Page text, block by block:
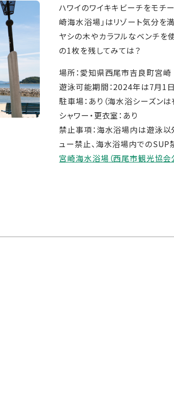
ハワイのワイキキビーチをモチ
崎海水浴場」はリゾート気分を
ヤシの木やカラフルなベンチを
の1枚を残してみては？
場所：愛知県西尾市吉良町宮崎
遊泳可能期間：2024年は7月1日
駐車場：あり（海水浴シーズンは
シャワー・更衣室：あり
禁止事項：海水浴場内は遊泳以
ュー禁止、海水浴場内でのSUP
宮崎海水浴場（西尾市観光協会